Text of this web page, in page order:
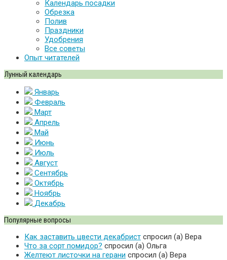
Календарь посадки
Обрезка
Полив
Праздники
Удобрения
Все советы
Опыт читателей
Лунный календарь
Январь
Февраль
Март
Апрель
Май
Июнь
Июль
Август
Сентябрь
Октябрь
Ноябрь
Декабрь
Популярные вопросы
Как заставить цвести декабрист спросил (а) Вера
Что за сорт помидор? спросил (а) Ольга
Желтеют листочки на герани спросил (а) Вера